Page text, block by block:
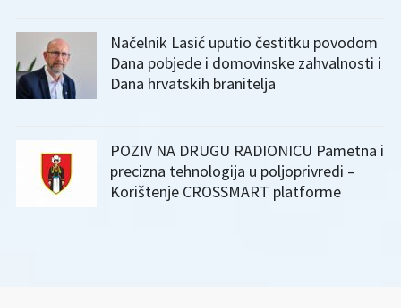
Načelnik Lasić uputio čestitku povodom
Dana pobjede i domovinske zahvalnosti i
Dana hrvatskih branitelja
POZIV NA DRUGU RADIONICU Pametna i
precizna tehnologija u poljoprivredi –
Korištenje CROSSMART platforme